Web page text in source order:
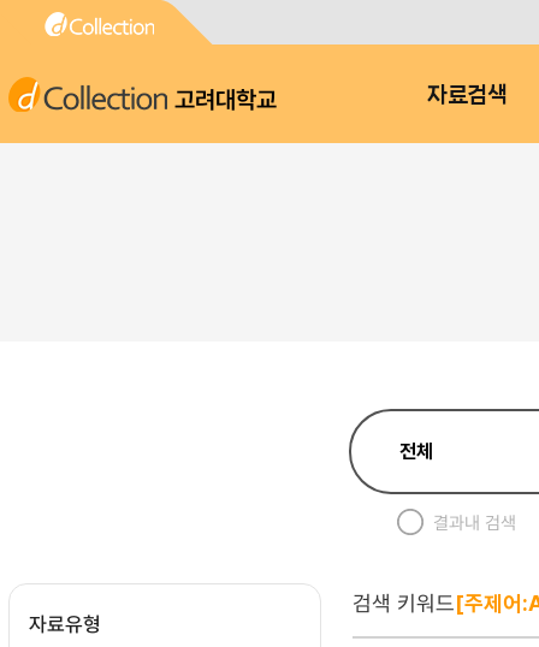
고려대학교 자료검색
결과내 검색
자료유형
검색 키워드[주제어